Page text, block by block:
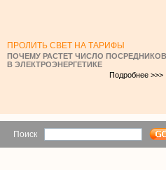
ПРОЛИТЬ СВЕТ НА ТАРИФЫ
ПОЧЕМУ РАСТЕТ ЧИСЛО ПОСРЕДНИКОВ
В ЭЛЕКТРОЭНЕРГЕТИКЕ
Подробнее >>>
Поиск